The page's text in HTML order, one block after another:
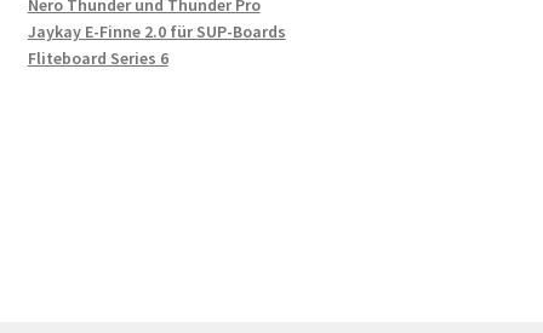
Nero Thunder und Thunder Pro
Jaykay E-Finne 2.0 für SUP-Boards
Fliteboard Series 6